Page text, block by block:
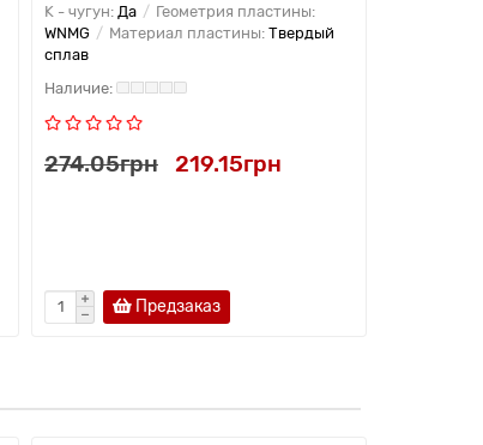
K - чугун: Да
Геометрия пластины:
WNMG
Материал пластины: Твердый
сплав
274.05грн 219.15грн
Предзаказ